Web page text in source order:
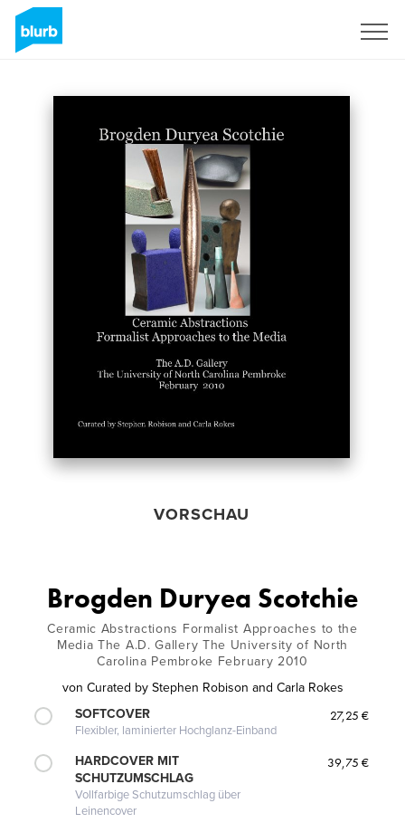
VORSCHAU
Brogden Duryea Scotchie
Ceramic Abstractions Formalist Approaches to the
Media The A.D. Gallery The University of North
Carolina Pembroke February 2010
von Curated by Stephen Robison and Carla Rokes
SOFTCOVER
Flexibler, laminierter Hochglanz-Einband
27,25 €
HARDCOVER MIT
SCHUTZUMSCHLAG
Vollfarbige Schutzumschlag über
Leinencover
39,75 €